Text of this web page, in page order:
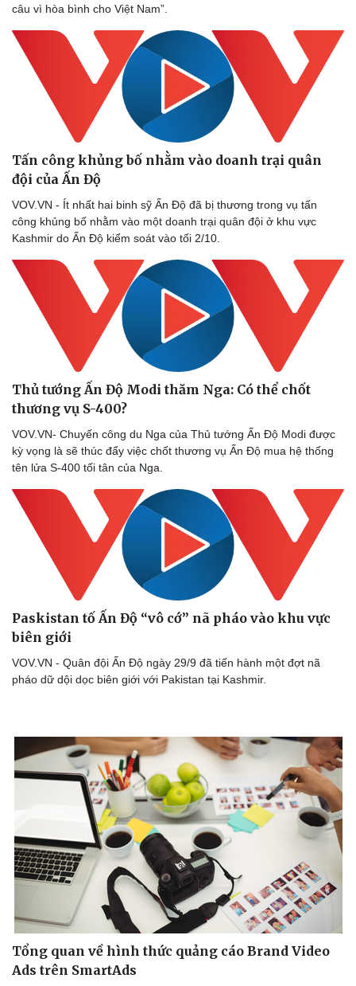
Thể thao
Bóng đá
Lịch thi đấu bóng đá
Thế giới thể thao
Ô tô - Xe máy
Ô tô
Xe máy
câu vì hòa bình cho Việt Nam”.
Tấn công khủng bố nhằm vào doanh trại quân
đội của Ấn Độ
VOV.VN - Ít nhất hai binh sỹ Ấn Độ đã bị thương trong vụ tấn
công khủng bố nhằm vào một doanh trại quân đội ở khu vực
Kashmir do Ấn Độ kiểm soát vào tối 2/10.
Thủ tướng Ấn Độ Modi thăm Nga: Có thể chốt
thương vụ S-400?
VOV.VN- Chuyến công du Nga của Thủ tướng Ấn Độ Modi được
kỳ vọng là sẽ thúc đẩy việc chốt thương vụ Ấn Độ mua hệ thống
tên lửa S-400 tối tân của Nga.
Paskistan tố Ấn Độ “vô cớ” nã pháo vào khu vực
biên giới
VOV.VN - Quân đội Ấn Độ ngày 29/9 đã tiến hành một đợt nã
pháo dữ dội dọc biên giới với Pakistan tại Kashmir.
Tổng quan về hình thức quảng cáo Brand Video
Ads trên SmartAds